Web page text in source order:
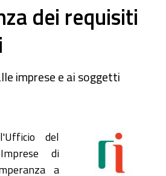
dei requisiti
imprese e ai soggetti
del
di
a